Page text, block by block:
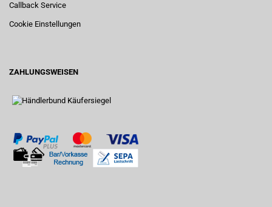
Callback Service
Cookie Einstellungen
ZAHLUNGSWEISEN